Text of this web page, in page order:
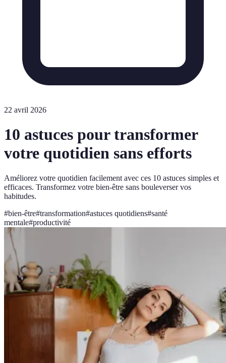
22 avril 2026
10 astuces pour transformer
votre quotidien sans efforts
Améliorez votre quotidien facilement avec ces 10 astuces simples et
efficaces. Transformez votre bien-être sans bouleverser vos
habitudes.
#bien-être#transformation#astuces quotidiens#santé
mentale#productivité